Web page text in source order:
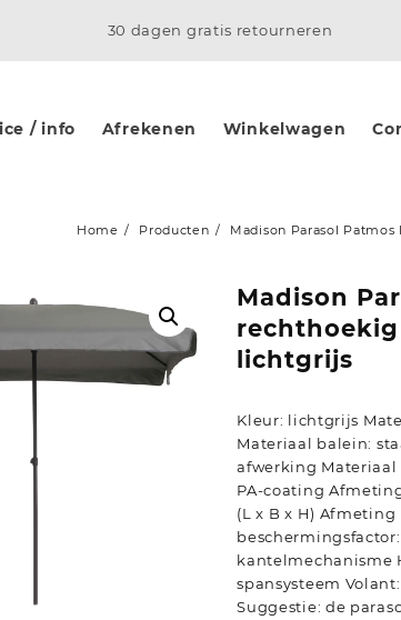
30 dagen gratis retourneren
/ info Afrekenen Winkelwagen
Home Producten Madison Parasol
Madison
rechthoekig
lichtgrijs
Kleur: lichtgrijs
Materiaal balein:
afwerking Materiaal
PA-coating
(L x B x H) Afmeting
kantelmechanisme
spansysteem
Suggestie: de